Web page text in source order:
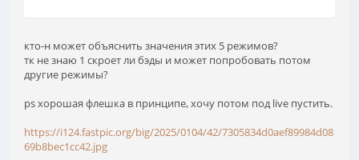
кто-н может объяснить значения этих 5 режимов?
тк не знаю 1 скроет ли бэды и может попробовать потом
другие режимы?
ps хорошая флешка в принципе, хочу потом под live пустить.
https://i124.fastpic.org/big/2025/0104/42/7305834d0aef89984d08
69b8bec1cc42.jpg